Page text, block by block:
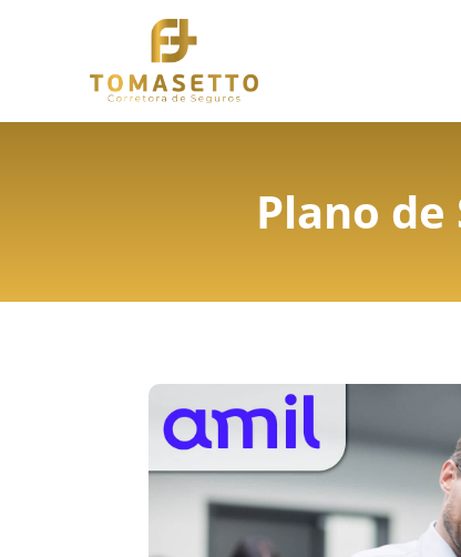
Plano de